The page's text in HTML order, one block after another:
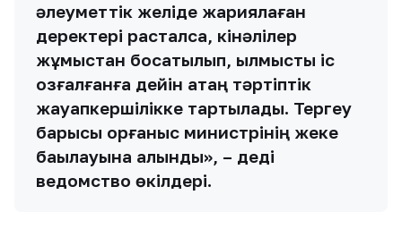
әлеуметтік желіде жариялаған
деректері расталса, кінәлілер
жұмыстан босатылып, қылмыстық іс
қозғалғанға дейін қатаң тәртіптік
жауапкершілікке тартылады. Тергеу
барысы қорғаныс министрінің жеке
бақылауына алынды», – деді
ведомство өкілдері.